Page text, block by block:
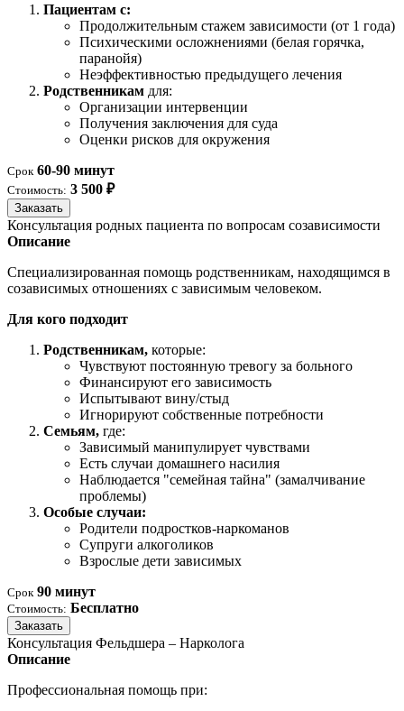
Пациентам с:
Продолжительным стажем зависимости (от 1 года)
Психическими осложнениями (белая горячка,
паранойя)
Неэффективностью предыдущего лечения
Родственникам для:
Организации интервенции
Получения заключения для суда
Оценки рисков для окружения
Срок 60-90 минут
Стоимость: 3 500 ₽
Заказать
Консультация родных пациента по вопросам созависимости
Описание
Специализированная помощь родственникам, находящимся в
созависимых отношениях с зависимым человеком.
Для кого подходит
Родственникам, которые:
Чувствуют постоянную тревогу за больного
Финансируют его зависимость
Испытывают вину/стыд
Игнорируют собственные потребности
Семьям, где:
Зависимый манипулирует чувствами
Есть случаи домашнего насилия
Наблюдается "семейная тайна" (замалчивание
проблемы)
Особые случаи:
Родители подростков-наркоманов
Супруги алкоголиков
Взрослые дети зависимых
Срок 90 минут
Стоимость: Бесплатно
Заказать
Консультация Фельдшера – Нарколога
Описание
Профессиональная помощь при: